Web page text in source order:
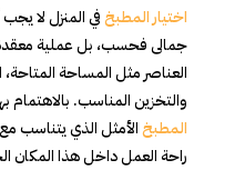
اختيار المطبخفي المنزل لا
جمالى فحسب، بل عملية معقدة
العناصر مثل المساحة المتاحة،
والتخزين المناسب. بالاهتمام
المطبخالأمثل الذي يتناسب
راحة العمل داخل هذا المكان